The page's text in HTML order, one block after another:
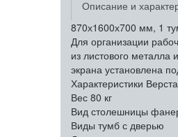
Описание и
870х1600х700 мм, 1
Для организации
из листового
экрана установлена
Характеристики
Вес 80 кг
Вид столешницы
Виды тумб с дверью